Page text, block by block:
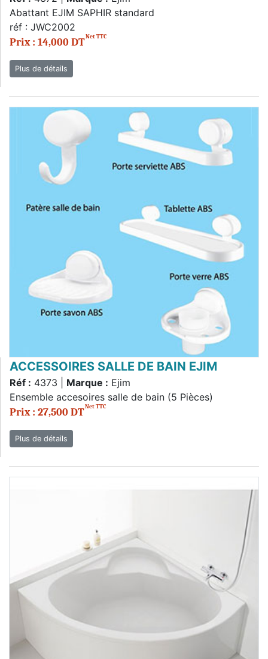
Abattant EJIM SAPHIR standard
réf : JWC2002
Prix : 14,000 DTNet TTC
Plus de détails
ACCESSOIRES SALLE DE BAIN EJIM
Réf : 4373 | Marque : Ejim
Ensemble accesoires salle de bain (5 Pièces)
Prix : 27,500 DTNet TTC
Plus de détails